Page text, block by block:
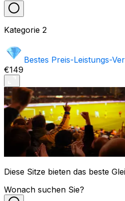
Kategorie 2
Bestes Preis-Leistungs-
€149
Diese Sitze bieten das beste
Wonach suchen Sie?